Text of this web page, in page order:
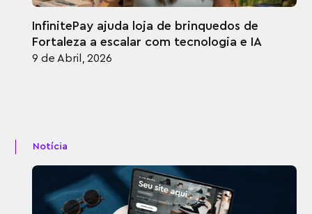
InfinitePay ajuda loja de brinquedos de
Fortaleza a escalar com tecnologia e IA
9 de Abril, 2026
Notícia